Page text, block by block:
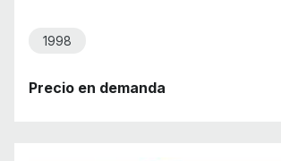
1998
Precio en demanda